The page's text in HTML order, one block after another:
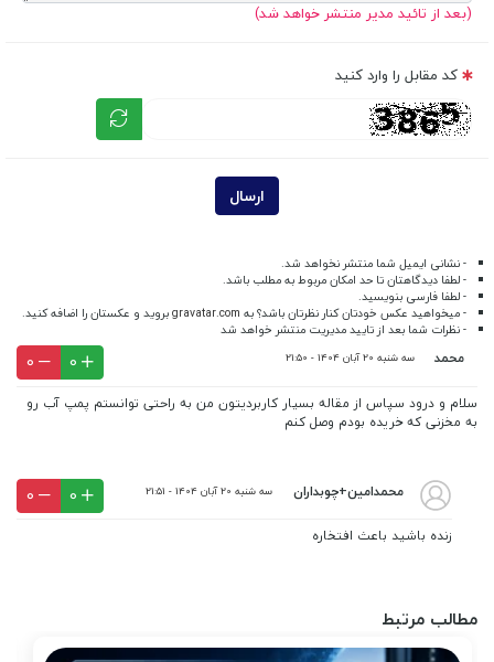
(بعد از تائید مدیر منتشر خواهد شد)
کد مقابل را وارد کنید
ارسال
- نشانی ایمیل شما منتشر نخواهد شد.
- لطفا دیدگاهتان تا حد امکان مربوط به مطلب باشد.
- لطفا فارسی بنویسید.
- میخواهید عکس خودتان کنار نظرتان باشد؟ به gravatar.comبروید و عکستان را اضافه کنید.
- نظرات شما بعد از تایید مدیریت منتشر خواهد شد
محمد سه شنبه 20 آبان 1404 - 21:50 0
0
سلام و درود سپاس از مقاله بسیار کاربردیتون من به راحتی توانستم پمپ آب رو
به مخزنی که خریده بودم وصل کنم
محمدامین+چوبداران سه شنبه 20 آبان 1404 - 21:51 0
0
زنده باشید باعث افتخاره
مطالب مرتبط